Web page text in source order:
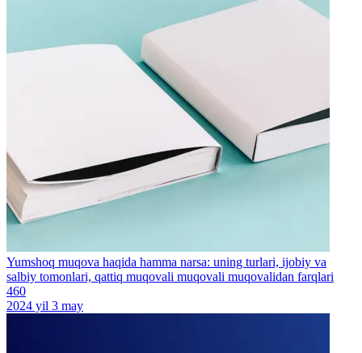
Yumshoq muqova haqida hamma narsa: uning turlari, ijobiy va
salbiy tomonlari, qattiq muqovali muqovali muqovalidan farqlari
460
2024 yil 3 may